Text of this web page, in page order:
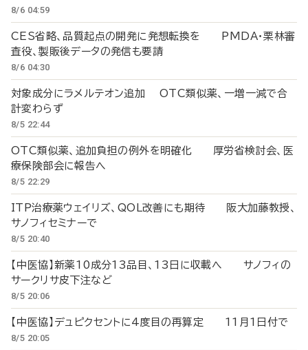
8/6 04:59
CES省略、品質起点の開発に発想転換を PMDA・栗林審
査役、製販後データの発信も要請
8/6 04:30
対象成分にラメルテオン追加 OTC類似薬、一増一減で合
計変わらず
8/5 22:44
OTC類似薬、追加負担の例外を明確化 厚労省検討会、医
療保険部会に報告へ
8/5 22:29
ITP治療薬ウェイリズ、QOL改善にも期待 阪大加藤教授、
サノフィセミナーで
8/5 20:40
【中医協】新薬10成分13品目、13日に収載へ サノフィの
サークリサ皮下注など
8/5 20:06
【中医協】デュピクセントに4度目の再算定 11月1日付で
8/5 20:05